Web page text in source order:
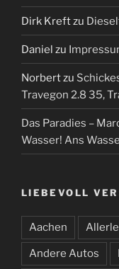
Dirk Kreftzu
Daniel zu
Norbertzu
Travegon 2.8 35,
Das Paradies –
Wasser! Ans
LIEBEVOLL
Aachen
Andere Autos